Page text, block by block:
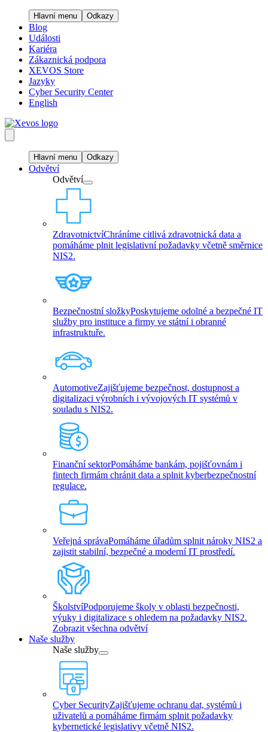
Hlavní menu Odkazy
Blog
Události
Kariéra
Zákaznická podpora
XEVOS Store
Jazyky
Cyber Security Center
English
Hlavní menu Odkazy
Odvětví
Odvětví
ZdravotnictvíChráníme citlivá zdravotnická data a
pomáháme plnit legislativní požadavky včetně směrnice
NIS2.
Bezpečnostní složkyPoskytujeme odolné a bezpečné IT
služby pro instituce a firmy ve státní i obranné
infrastruktuře.
AutomotiveZajišťujeme bezpečnost, dostupnost a
digitalizaci výrobních i vývojových IT systémů v
souladu s NIS2.
Finanční sektorPomáháme bankám, pojišťovnám i
fintech firmám chránit data a splnit kyberbezpečnostní
regulace.
Veřejná správaPomáháme úřadům splnit nároky NIS2 a
zajistit stabilní, bezpečné a moderní IT prostředí.
ŠkolstvíPodporujeme školy v oblasti bezpečnosti,
výuky i digitalizace s ohledem na požadavky NIS2.
Zobrazit všechna odvětví
Naše služby
Naše služby
Cyber SecurityZajišťujeme ochranu dat, systémů i
uživatelů a pomáháme firmám splnit požadavky
kybernetické legislativy včetně NIS2.